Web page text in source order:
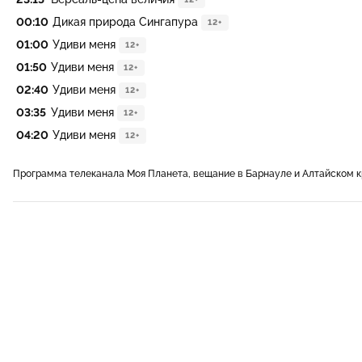
00:10 Дикая природа Сингапура 12+
01:00 Удиви меня 12+
01:50 Удиви меня 12+
02:40 Удиви меня 12+
03:35 Удиви меня 12+
04:20 Удиви меня 12+
Программа телеканала Моя Планета, вещание в Барнауле и Алтайском